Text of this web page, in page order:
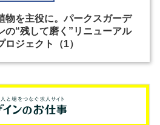
物を主役に。パークスガーデ
の“残して磨く”リニューアル
ロジェクト（1）